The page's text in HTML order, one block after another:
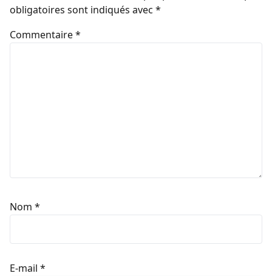
obligatoires sont indiqués avec *
Commentaire*
Nom *
E-mail *